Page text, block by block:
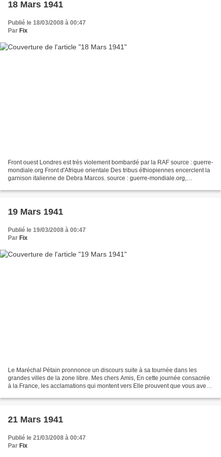
18 Mars 1941
Publié le 18/03/2008 à 00:47
Par Fix
Front ouest Londres est très violement bombardé par la RAF source : guerre-
mondiale.org Front d'Afrique orientale Des tribus éthiopiennes encerclent la
garnison italienne de Debra Marcos. source : guerre-mondiale.org,
19 Mars 1941
Publié le 19/03/2008 à 00:47
Par Fix
Le Maréchal Pétain pronnonce un discours suite à sa tournée dans les
grandes villes de la zone libre. Mes chers Amis, En cette journée consacrée
à la France, les acclamations qui montent vers Elle prouvent que vous avez
21 Mars 1941
Publié le 21/03/2008 à 00:47
Par Fix